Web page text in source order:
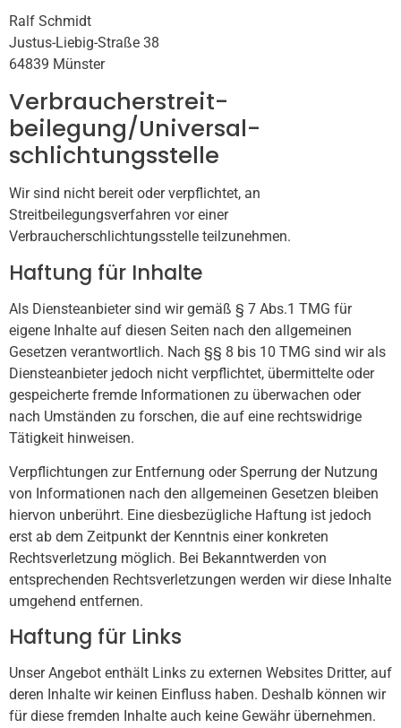
Ralf Schmidt
Justus-Liebig-Straße 38
64839 Münster
Verbraucher­streit­
beilegung/Universal­
schlichtungs­stelle
Wir sind nicht bereit oder verpflichtet, an
Streitbeilegungsverfahren vor einer
Verbraucherschlichtungsstelle teilzunehmen.
Haftung für Inhalte
Als Diensteanbieter sind wir gemäß § 7 Abs.1 TMG für
eigene Inhalte auf diesen Seiten nach den allgemeinen
Gesetzen verantwortlich. Nach §§ 8 bis 10 TMG sind wir als
Diensteanbieter jedoch nicht verpflichtet, übermittelte oder
gespeicherte fremde Informationen zu überwachen oder
nach Umständen zu forschen, die auf eine rechtswidrige
Tätigkeit hinweisen.
Verpflichtungen zur Entfernung oder Sperrung der Nutzung
von Informationen nach den allgemeinen Gesetzen bleiben
hiervon unberührt. Eine diesbezügliche Haftung ist jedoch
erst ab dem Zeitpunkt der Kenntnis einer konkreten
Rechtsverletzung möglich. Bei Bekanntwerden von
entsprechenden Rechtsverletzungen werden wir diese Inhalte
umgehend entfernen.
Haftung für Links
Unser Angebot enthält Links zu externen Websites Dritter, auf
deren Inhalte wir keinen Einfluss haben. Deshalb können wir
für diese fremden Inhalte auch keine Gewähr übernehmen.